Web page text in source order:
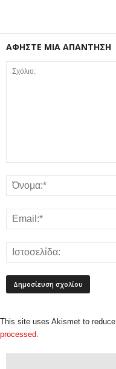
ΑΦΗΣΤΕ ΜΙΑ ΑΠΑΝΤΗΣΗ
This site uses Akismet to reduce
processed.